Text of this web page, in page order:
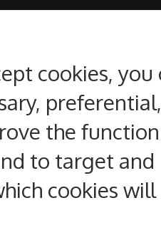
cookies,
the
to target and
cookies